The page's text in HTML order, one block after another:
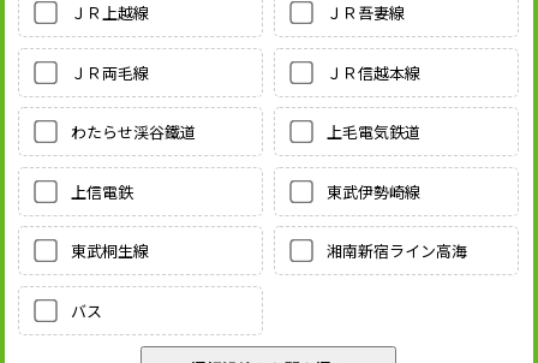
ＪＲ上越線 ＪＲ吾妻線
ＪＲ両毛線 ＪＲ信越本線
わたらせ渓谷鐵道 上毛電気鉄道
上信電鉄 東武伊勢崎線
東武桐生線 湘南新宿ライン高海
バス